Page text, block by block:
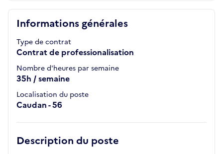
Informations générales
Type de contrat
Contrat de professionalisation
Nombre d'heures par semaine
35h / semaine
Localisation du poste
Caudan - 56
Description du poste